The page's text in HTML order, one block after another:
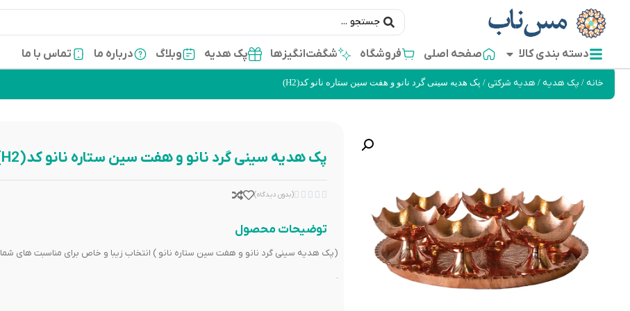
دسته بندی کالا صفحه اصلی فروشگاه شگفت‌انگیزها پک هدیه وبلاگ درباره ما تماس با ما
خانه / پک هدیه / هدیه شرکتی / پک هدیه سینی گرد نانو و هفت سین ستاره نانو کد(H2)
پک هدیه سینی گرد نانو و هفت سین ستاره نانو کد(H2)




(بدون دیدگاه)
توضیحات محصول
(پک هدیه سینی گرد نانو و هفت سین ستاره نانو ) انتخاب زیبا و خاص برای مناسبت های شما
.